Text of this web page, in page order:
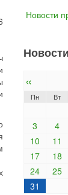
Новости
«
Пн Вт
3
4
10
11
17
18
24
25
31